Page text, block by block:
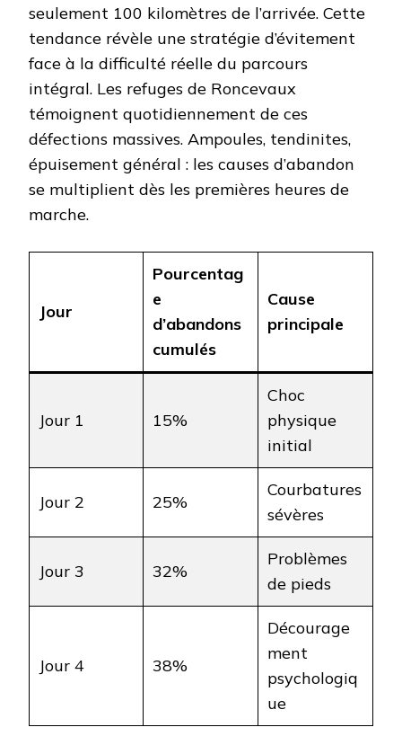
seulement 100 kilomètres de l’arrivée. Cette
tendance révèle une stratégie d’évitement
face à la difficulté réelle du parcours
intégral. Les refuges de Roncevaux
témoignent quotidiennement de ces
défections massives. Ampoules, tendinites,
épuisement général : les causes d’abandon
se multiplient dès les premières heures de
marche.
Jour
Pourcentag
e
d’abandons
cumulés
Cause
principale
Jour 1 15%
Choc
physique
initial
Jour 2 25%
Courbatures
sévères
Jour 3 32%
Problèmes
de pieds
Jour 4 38%
Décourage
ment
psychologiq
ue